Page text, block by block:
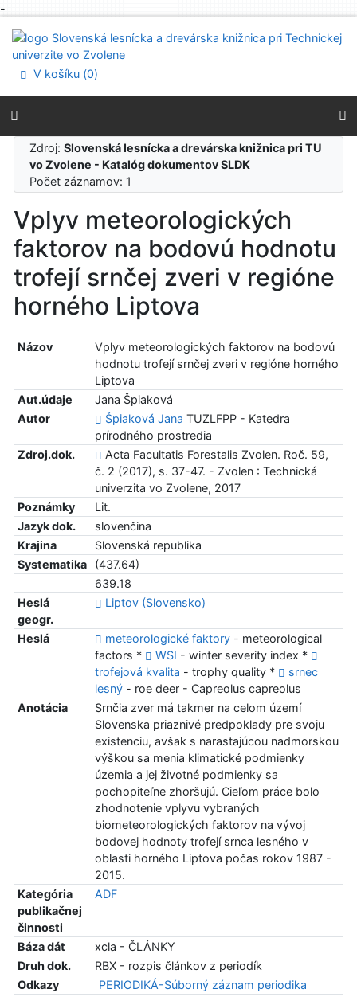
-
Prejsť na menu
Prehlásenie o webovej prístupnosti
V košíku (0)
Zdroj:Slovenská lesnícka a drevárska knižnica pri TU
vo Zvolene - Katalóg dokumentov SLDK
Počet záznamov: 1
Vplyv meteorologických
faktorov na bodovú hodnotu
trofejí srnčej zveri v regióne
horného Liptova
Názov
Vplyv meteorologických faktorov na bodovú
hodnotu trofejí srnčej zveri v regióne horného
Liptova
Aut.údaje
Jana Špiaková
Autor
Špiaková Jana TUZLFPP - Katedra
prírodného prostredia
Zdroj.dok.
Acta Facultatis Forestalis Zvolen. Roč. 59,
č. 2 (2017), s. 37-47. - Zvolen : Technická
univerzita vo Zvolene, 2017
Poznámky
Lit.
Jazyk dok.
slovenčina
Krajina
Slovenská republika
Systematika
(437.64)
639.18
Heslá
geogr.
Liptov (Slovensko)
Heslá meteorologické faktory- meteorological
factors *
WSI - winter severity index *
trofejová kvalita - trophy quality *
srnec
lesný- roe deer - Capreolus capreolus
Anotácia
Srnčia zver má takmer na celom území
Slovenska priaznivé predpoklady pre svoju
existenciu, avšak s narastajúcou nadmorskou
výškou sa menia klimatické podmienky
územia a jej životné podmienky sa
pochopiteľne zhoršujú. Cieľom práce bolo
zhodnotenie vplyvu vybraných
biometeorologických faktorov na vývoj
bodovej hodnoty trofejí srnca lesného v
oblasti horného Liptova počas rokov 1987 -
2015.
Kategória
publikačnej
činnosti
ADF
Báza dát
xcla - ČLÁNKY
Druh dok.
RBX - rozpis článkov z periodík
Odkazy
PERIODIKÁ-Súborný záznam periodika